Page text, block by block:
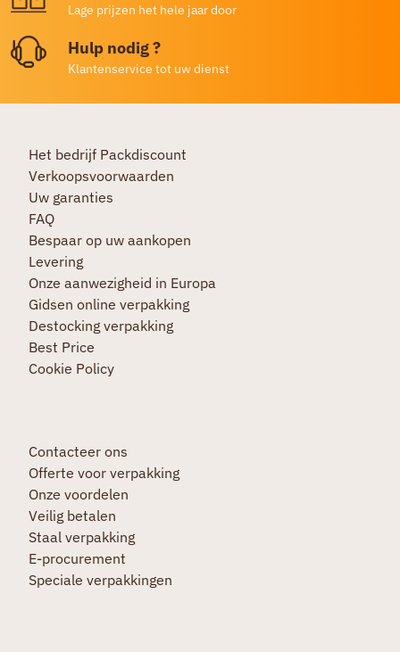
Lage prijzen het hele jaar door
Hulp nodig ?
Klantenservice tot uw dienst
Het bedrijf Packdiscount
Verkoopsvoorwaarden
Uw garanties
FAQ
Bespaar op uw aankopen
Levering
Onze aanwezigheid in Europa
Gidsen online verpakking
Destocking verpakking
Best Price
Cookie Policy
Contacteer ons
Offerte voor verpakking
Onze voordelen
Veilig betalen
Staal verpakking
E-procurement
Speciale verpakkingen